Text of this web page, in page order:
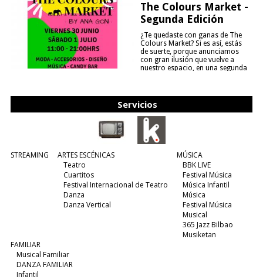
The Colours Market -
Segunda Edición
¿Te quedaste con ganas de The
Colours Market? Si es así, estás
de suerte, porque anunciamos
con gran ilusión que vuelve a
nuestro espacio, en una segunda
Servicios
STREAMING
ARTES ESCÉNICAS
Teatro
Cuartitos
Festival Internacional de Teatro
Danza
Danza Vertical
MÚSICA
BBK LIVE
Festival Música
Música Infantil
Música
Festival Música
Musical
365 Jazz Bilbao
Musiketan
FAMILIAR
Musical Familiar
DANZA FAMILIAR
Infantil